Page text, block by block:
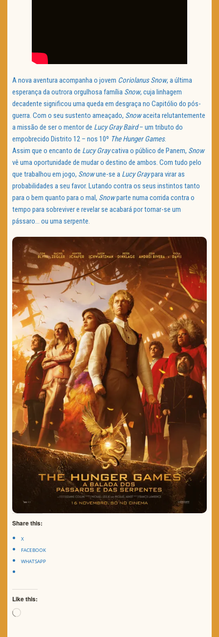
A nova aventura acompanha o jovem Coriolanus Snow, a última
esperança da outrora orgulhosa família Snow, cuja linhagem
decadente significou uma queda em desgraça no Capitólio do pós-
guerra. Com o seu sustento ameaçado, Snowaceita relutantemente
a missão de ser o mentor de Lucy Gray Baird– um tributo do
empobrecido Distrito 12 – nos 10º The Hunger Games.
Assim que o encanto de Lucy Graycativa o público de Panem, Snow
vê uma oportunidade de mudar o destino de ambos. Com tudo pelo
que trabalhou em jogo, Snowune-se a Lucy Graypara virar as
probabilidades a seu favor. Lutando contra os seus instintos tanto
para o bem quanto para o mal, Snowparte numa corrida contra o
tempo para sobreviver e revelar se acabará por tornar-se um
pássaro… ou uma serpente.
Share this:
X
FACEBOOK
WHATSAPP
Like this:
Loading…